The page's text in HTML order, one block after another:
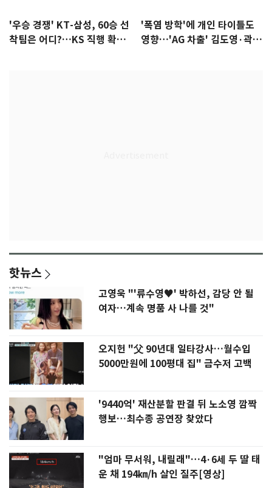
'우승 경쟁' KT-삼성, 60승 선
착팀은 어디?…KS 직행 확률
'폭염 방학'에 개인 타이틀도
영향…'AG 차출' 김도영·곽빈
핫뉴스
고영욱 "'류수영♥' 박하선, 감당 안 될
여자…계속 명품 사 나를 것"
오지헌 "父 90년대 일타강사…월수입
5000만원에 100평대 집" 금수저 고백
'9440억' 재산분할 판결 뒤 노소영 깜짝
행보…최수종 공연장 찾았다
"엄마 무서워, 내릴래"…4·6세 두 딸 태
운 채 194㎞/h 살인 질주[영상]